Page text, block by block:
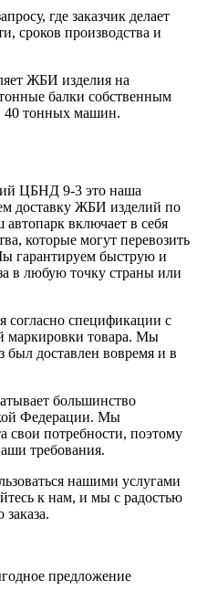
где заказчик делает
сроков производства и
ЖБИ изделия на
балки собственным
40 тонных машин.
ЦБНД 9-3 это наша
доставку ЖБИ изделий по
включает в себя
которые могут перевозить
гарантируем быструю и
в любую точку страны или
согласно спецификации с
маркировки товара. Мы
был доставлен вовремя и в
большинство
Федерации. Мы
свои потребности, поэтому
требования.
нашими услугами
к нам, и мы с радостью
предложение